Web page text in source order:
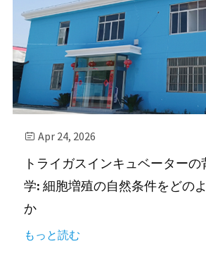
 Apr 24, 2026
トライガスインキュベーター
学: 細胞増殖の自然条件をどの
か
もっと読む